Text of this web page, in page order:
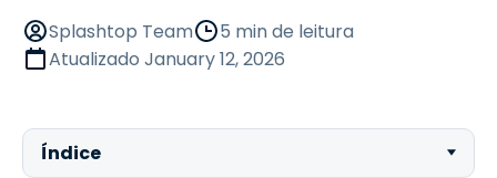
Splashtop Team
5 min de leitura
Atualizado January 12, 2026
Índice